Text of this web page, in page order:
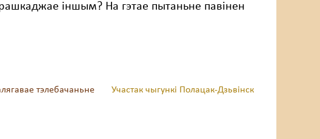
іншым? На гэтае пытаньне павінен
тэлебачаньне
Участак чыгункі Полацак-Дзьвінск